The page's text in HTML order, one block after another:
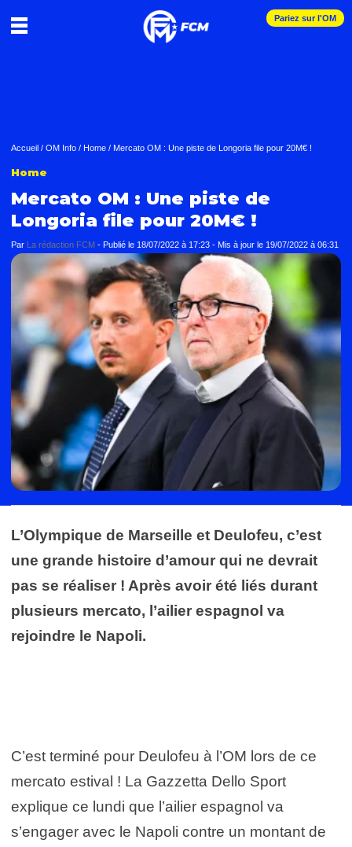
Pariez sur l'OM
Accueil / OM Info / Home / Mercato OM : Une piste de Longoria file pour 20M€ !
Home
Mercato OM : Une piste de
Longoria file pour 20M€ !
Par La rédaction FCM - Publié le 18/07/2022 à 17:23 - Mis à jour le 19/07/2022 à 06:31
L’Olympique de Marseille et Deulofeu, c’est
une grande histoire d’amour qui ne devrait
pas se réaliser ! Après avoir été liés durant
plusieurs mercato, l’ailier espagnol va
rejoindre le Napoli.
C’est terminé pour Deulofeu à l’OM lors de ce
mercato estival ! La Gazzetta Dello Sport
explique ce lundi que l’ailier espagnol va
s’engager avec le Napoli contre un montant de